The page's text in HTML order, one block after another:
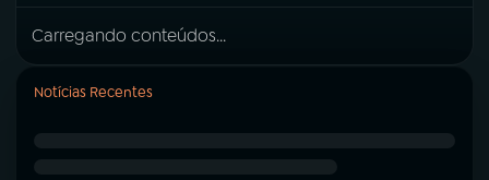
Carregando conteúdos...
Notícias Recentes